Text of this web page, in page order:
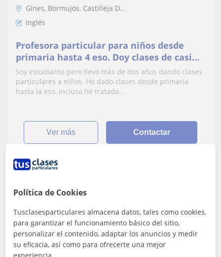
Gines, Bormujos, Castilleja D...
Inglés
Profesora particular para niños desde
primaria hasta 4 eso. Doy clases de casi
todo en general
Soy estudiante pero llevo más de dos años dando clases
particulares a niños. He dado clases desde primaria
hasta la eso, incluso he tratado...
ver más Contactar
7€/h 1ª clase gratis
★
Tomares, Castilleja De La Cue...
Inglés
Política de Cookies
Tusclasesparticulares almacena datos, tales como cookies,
para garantizar el funcionamiento básico del sitio,
personalizar el contenido, adaptar los anuncios y medir
su eficacia, así como para ofrecerte una mejor
experiencia.